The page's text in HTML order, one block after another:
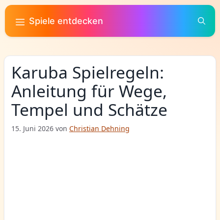
Zum
Inhalt
springen
Spiele entdecken
Karuba Spielregeln:
Anleitung für Wege,
Tempel und Schätze
15. Juni 2026 von Christian Dehning